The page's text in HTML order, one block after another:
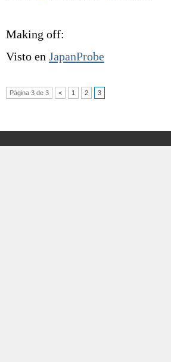
Making off:
Visto en JapanProbe
Página 3 de 3 < 1 2 3